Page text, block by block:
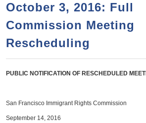
n
t
e
t
r
c
h
o
October 3, 2016: Full
Commission Meeting
Rescheduling
PUBLIC NOTIFICATION OF RESCHEDULED
San Francisco Immigrant Rights Commission
September 14, 2016